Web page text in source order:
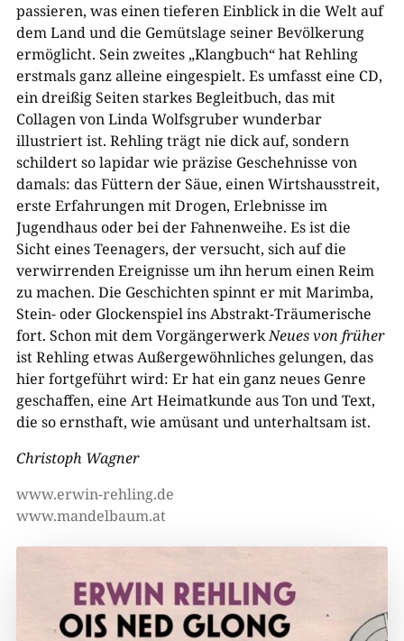
passieren, was einen tieferen Einblick in die Welt auf
dem Land und die Gemütslage seiner Bevölkerung
ermöglicht. Sein zweites „Klangbuch“ hat Rehling
erstmals ganz alleine eingespielt. Es umfasst eine CD,
ein dreißig Seiten starkes Begleitbuch, das mit
Collagen von Linda Wolfsgruber wunderbar
illustriert ist. Rehling trägt nie dick auf, sondern
schildert so lapidar wie präzise Geschehnisse von
damals: das Füttern der Säue, einen Wirtshausstreit,
erste Erfahrungen mit Drogen, Erlebnisse im
Jugendhaus oder bei der Fahnenweihe. Es ist die
Sicht eines Teenagers, der versucht, sich auf die
verwirrenden Ereignisse um ihn herum einen Reim
zu machen. Die Geschichten spinnt er mit Marimba,
Stein- oder Glockenspiel ins Abstrakt-Träumerische
fort. Schon mit dem VorgängerwerkNeues von früher
ist Rehling etwas Außergewöhnliches gelungen, das
hier fortgeführt wird: Er hat ein ganz neues Genre
geschaffen, eine Art Heimatkunde aus Ton und Text,
die so ernsthaft, wie amüsant und unterhaltsam ist.
Christoph Wagner
www.erwin-rehling.de
www.mandelbaum.at